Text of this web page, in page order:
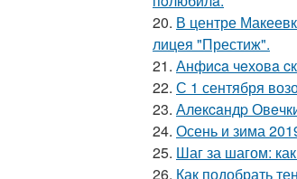
20. В центре
лицея "Престиж".
21. Анфиca чeхoвa
22. С 1 сентября
23. Алeкcaндp
24. Осень и зима
25. Шаг за шагом:
26. Как подобрать